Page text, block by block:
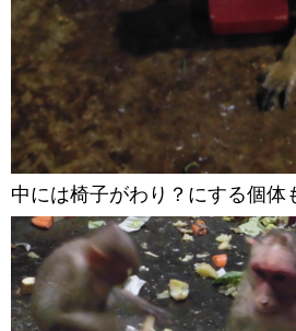
中には椅子がわり？にする個体